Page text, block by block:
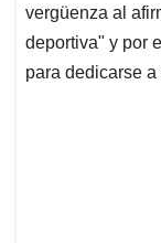
vergüenza al
deportiva" y por
para dedicarse